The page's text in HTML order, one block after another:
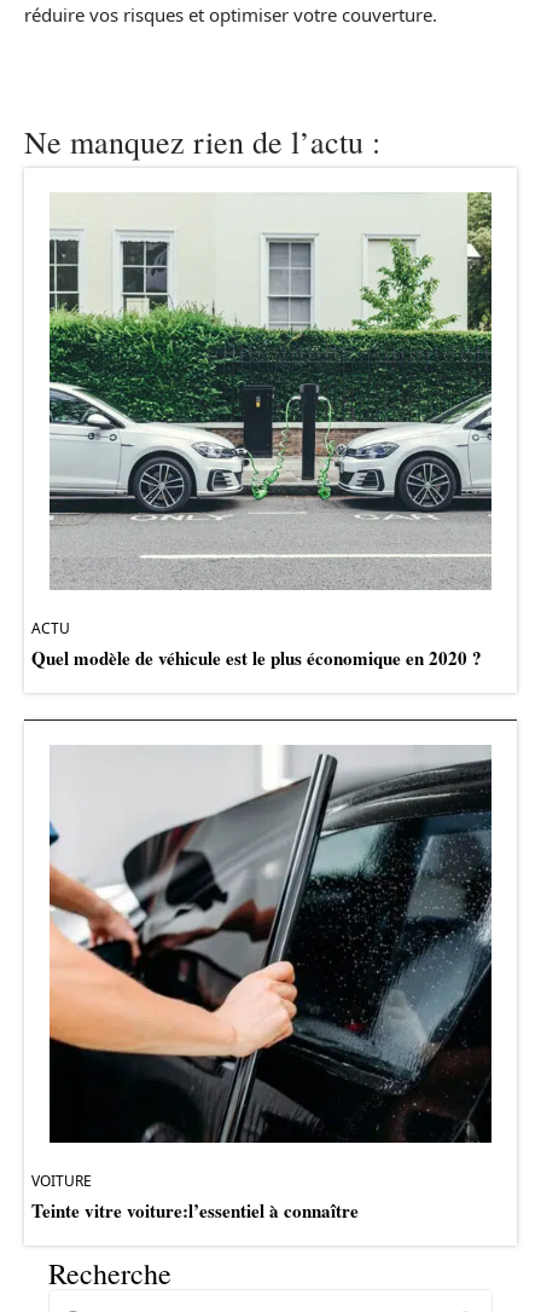
réduire vos risques et optimiser votre couverture.
Ne manquez rien de l’actu :
ACTU
Quel modèle de véhicule est le plus économique en 2020 ?
VOITURE
Teinte vitre voiture:l’essentiel à connaître
Recherche